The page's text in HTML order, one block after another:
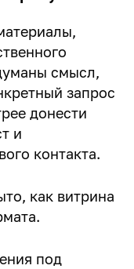
смысл,
запрос
донести
и
контакта.
как витрина
под